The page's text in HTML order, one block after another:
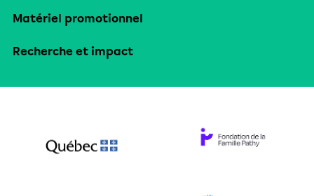
Matériel promotionnel
Recherche et impact